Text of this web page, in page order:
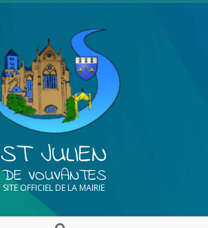
ST JULIEN
DE VOUVANTES
SITE OFFICIEL DE LA MAIRIE